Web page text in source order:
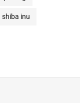
shiba inu